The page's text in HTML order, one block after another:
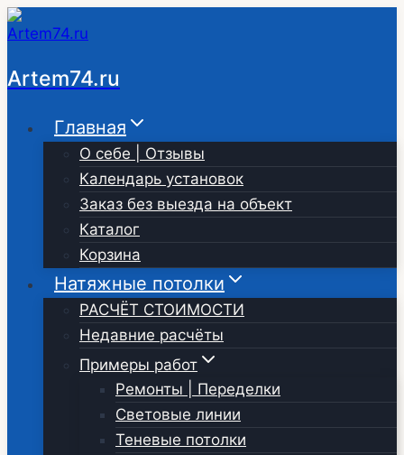
Перейти
к
содержимому
Artem74.ru
Главная
О себе | Отзывы
Календарь установок
Заказ без выезда на объект
Каталог
Корзина
Натяжные потолки
РАСЧЁТ СТОИМОСТИ
Недавние расчёты
Примеры работ
Ремонты | Переделки
Световые линии
Теневые потолки